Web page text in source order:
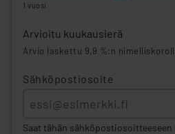
1 vuosi
Arvioitu kuukausierä
Arvio laskettu 9,9 %:n
Sähköpostiosoite
Saat tähän